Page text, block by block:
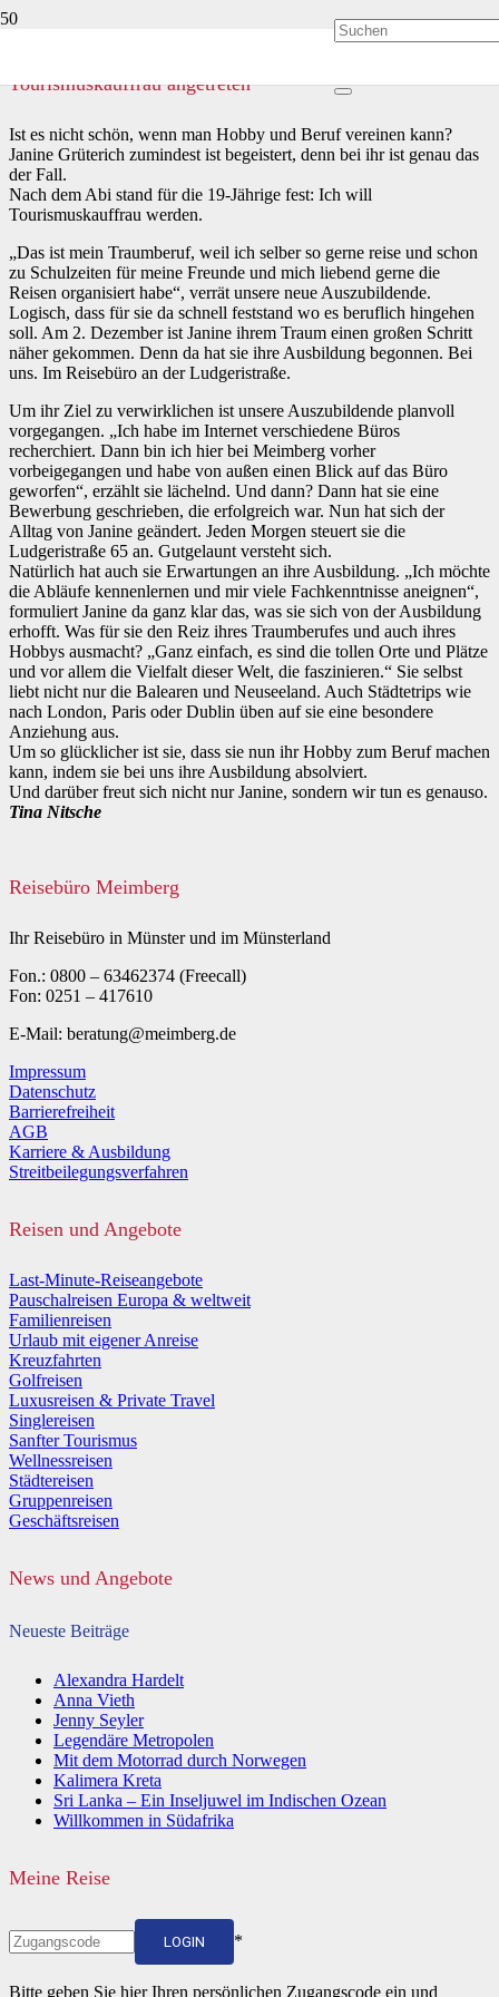
Tourismuskauffrau angetreten
Ist es nicht schön, wenn man Hobby und Beruf vereinen kann?
Janine Grüterich zumindest ist begeistert, denn bei ihr ist genau das
der Fall.
Nach dem Abi stand für die 19-Jährige fest: Ich will
Tourismuskauffrau werden.
„Das ist mein Traumberuf, weil ich selber so gerne reise und schon
zu Schulzeiten für meine Freunde und mich liebend gerne die
Reisen organisiert habe“, verrät unsere neue Auszubildende.
Logisch, dass für sie da schnell feststand wo es beruflich hingehen
soll. Am 2. Dezember ist Janine ihrem Traum einen großen Schritt
näher gekommen. Denn da hat sie ihre Ausbildung begonnen. Bei
uns. Im Reisebüro an der Ludgeristraße.
Um ihr Ziel zu verwirklichen ist unsere Auszubildende planvoll
vorgegangen. „Ich habe im Internet verschiedene Büros
recherchiert. Dann bin ich hier bei Meimberg vorher
vorbeigegangen und habe von außen einen Blick auf das Büro
geworfen“, erzählt sie lächelnd. Und dann? Dann hat sie eine
Bewerbung geschrieben, die erfolgreich war. Nun hat sich der
Alltag von Janine geändert. Jeden Morgen steuert sie die
Ludgeristraße 65 an. Gutgelaunt versteht sich.
Natürlich hat auch sie Erwartungen an ihre Ausbildung. „Ich möchte
die Abläufe kennenlernen und mir viele Fachkenntnisse aneignen“,
formuliert Janine da ganz klar das, was sie sich von der Ausbildung
erhofft. Was für sie den Reiz ihres Traumberufes und auch ihres
Hobbys ausmacht? „Ganz einfach, es sind die tollen Orte und Plätze
und vor allem die Vielfalt dieser Welt, die faszinieren.“ Sie selbst
liebt nicht nur die Balearen und Neuseeland. Auch Städtetrips wie
nach London, Paris oder Dublin üben auf sie eine besondere
Anziehung aus.
Um so glücklicher ist sie, dass sie nun ihr Hobby zum Beruf machen
kann, indem sie bei uns ihre Ausbildung absolviert.
Und darüber freut sich nicht nur Janine, sondern wir tun es genauso.
Tina Nitsche
Reisebüro Meimberg
Ihr Reisebüro in Münster und im Münsterland
Fon.: 0800 – 63462374 (Freecall)
Fon: 0251 – 417610
E-Mail: beratung@meimberg.de
Impressum
Datenschutz
Barrierefreiheit
AGB
Karriere & Ausbildung
Streitbeilegungsverfahren
Reisen und Angebote
Last-Minute-Reiseangebote
Pauschalreisen Europa & weltweit
Familienreisen
Urlaub mit eigener Anreise
Kreuzfahrten
Golfreisen
Luxusreisen & Private Travel
Singlereisen
Sanfter Tourismus
Wellnessreisen
Städtereisen
Gruppenreisen
Geschäftsreisen
News und Angebote
Neueste Beiträge
Alexandra Hardelt
Anna Vieth
Jenny Seyler
Legendäre Metropolen
Mit dem Motorrad durch Norwegen
Kalimera Kreta
Sri Lanka – Ein Inseljuwel im Indischen Ozean
Willkommen in Südafrika
Meine Reise
LOGIN *
Bitte geben Sie hier Ihren persönlichen Zugangscode ein und